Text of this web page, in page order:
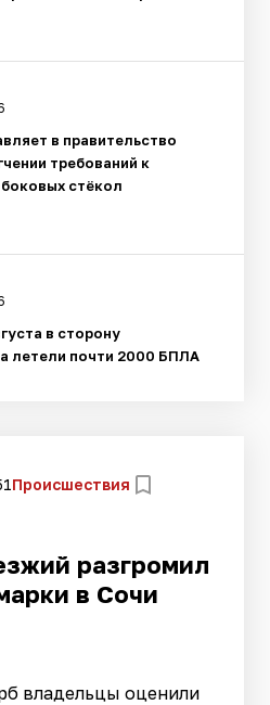
в правительство
требований к
стёкол
в сторону
летели почти 2000 БПЛА
Происшествия
разгромил
в Сочи
владельцы оценили